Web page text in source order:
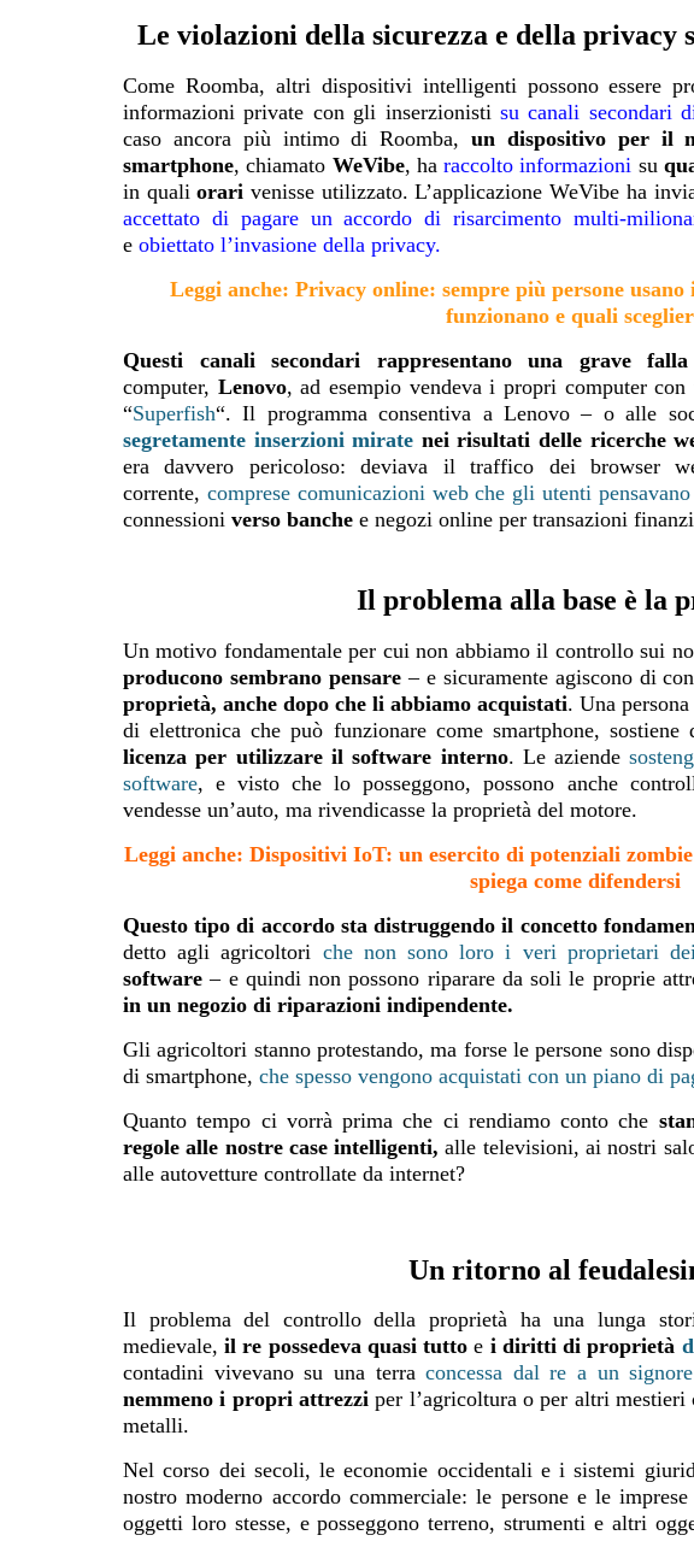
Le violazioni della sicurezza e della privacy
Come Roomba, altri dispositivi intelligenti possono essere
informazioni private con gli inserzionisti su canali secondari
caso ancora più intimo di Roomba, un dispositivo per il
smartphone, chiamato WeVibe, ha raccolto informazioni su
in qualiorari venisse utilizzato. L’applicazione WeVibe ha
accettato di pagare un accordo di risarcimento multi-
e obiettato l’invasione della privacy.
Leggi anche: Privacy online: sempre più persone usano
funzionano e quali
Questi canali secondari rappresentano una grave
computer, Lenovo, ad esempio vendeva i propri computer
“Superfish“. Il programma consentiva a Lenovo – o alle
segretamente inserzioni mirate nei risultati delle ricerche
era davvero pericoloso: deviava il traffico dei browser
corrente, comprese comunicazioni web che gli utenti
connessioni verso banche e negozi online per transazioni
Il problema alla base è la
Un motivo fondamentale per cui non abbiamo il controllo sui
producono sembrano pensare– e sicuramente agiscono di
proprietà, anche dopo che li abbiamo acquistati. Una
di elettronica che può funzionare come smartphone, sostiene
licenza per utilizzare il software interno. Le aziende
software, e visto che lo posseggono, possono anche
vendesse un’auto, ma rivendicasse la proprietà del motore.
Leggi anche: Dispositivi IoT: un esercito di potenziali
spiega come difendersi
Questo tipo di accordo sta distruggendo il concetto
detto agli agricoltori che non sono loro i veri proprietari
software – e quindi non possono riparare da soli le proprie
in un negozio di riparazioni indipendente.
Gli agricoltori stanno protestando, ma forse le persone sono
di smartphone, che spesso vengono acquistati con un piano di
Quanto tempo ci vorrà prima che ci rendiamo conto che
regole alle nostre case intelligenti, alle televisioni, ai nostri
alle autovetture controllate da internet?
Un ritorno al
Il problema del controllo della proprietà ha una lunga
medievale,il re possedeva quasi tutto e i diritti di proprietà
contadini vivevano su una terraconcessa dal re a un
nemmeno i propri attrezziper l’agricoltura o per altri mestieri
metalli.
Nel corso dei secoli, le economie occidentali e i sistemi
nostro moderno accordo commerciale: le persone e le
oggetti loro stesse, e posseggono terreno, strumenti e altri